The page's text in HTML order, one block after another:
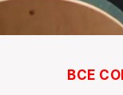
ВСЕ